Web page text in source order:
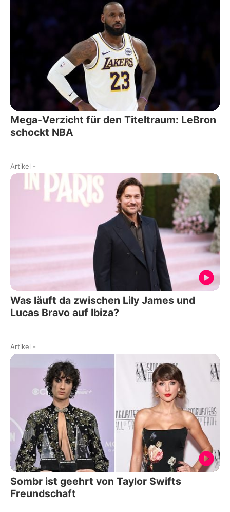
Mega-Verzicht für den Titeltraum: LeBron
schockt NBA
Artikel -
Was läuft da zwischen Lily James und
Lucas Bravo auf Ibiza?
Artikel -
Sombr ist geehrt von Taylor Swifts
Freundschaft